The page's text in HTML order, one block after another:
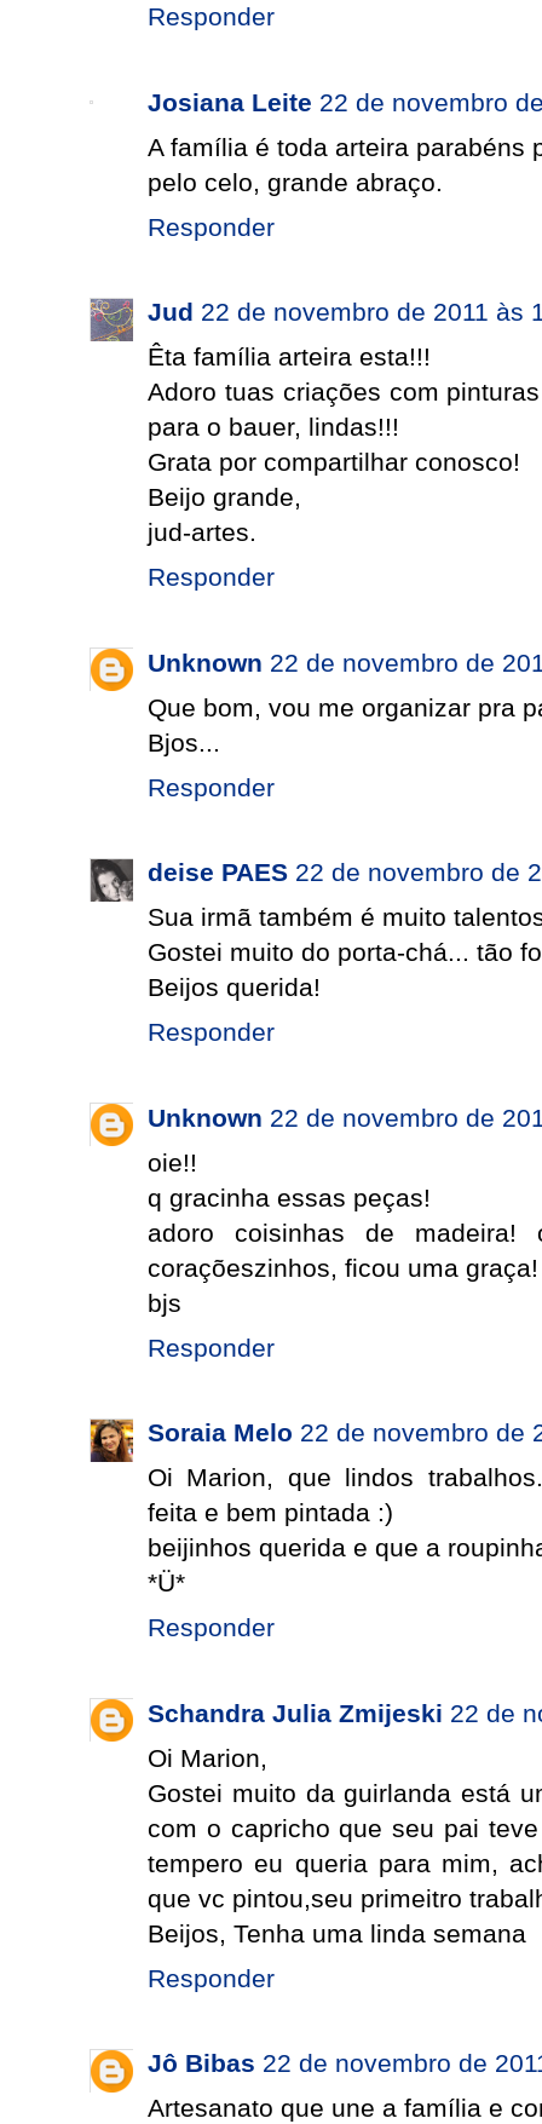
Responder
Josiana Leite 22 de novembro
A família é toda arteira parabéns
pelo celo, grande abraço.
Responder
Jud 22 de novembro de 2011 às
Êta família arteira esta!!!
Adoro tuas criações com
para o bauer, lindas!!!
Grata por compartilhar conosco!
Beijo grande,
jud-artes.
Responder
Unknown 22 de novembro de
Que bom, vou me organizar pra
Bjos...
Responder
deise PAES 22 de novembro de
Sua irmã também é muito
Gostei muito do porta-chá... tão
Beijos querida!
Responder
Unknown 22 de novembro de
oie!!
q gracinha essas peças!
adoro coisinhas de
coraçõeszinhos, ficou uma graça!
bjs
Responder
Soraia Melo 22 de novembro de
Oi Marion, que lindos
feita e bem pintada :)
beijinhos querida e que a
*Ü*
Responder
Schandra Julia Zmijeski 22 de
Oi Marion,
Gostei muito da guirlanda está
com o capricho que seu pai
tempero eu queria para mim,
que vc pintou,seu primeitro
Beijos, Tenha uma linda semana
Responder
Jô Bibas 22 de novembro de
Artesanato que une a família e